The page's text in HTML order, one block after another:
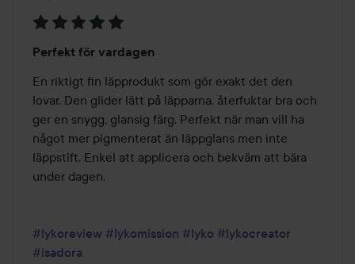
5
av
5
Perfekt för vardagen
En riktigt fin läpprodukt som gör exakt det den
lovar. Den glider lätt på läpparna, återfuktar bra och
ger en snygg, glansig färg. Perfekt när man vill ha
något mer pigmenterat än läppglans men inte
läppstift. Enkel att applicera och bekväm att bära
under dagen.
#lykoreview #lykomission #lyko #lykocreator
#isadora